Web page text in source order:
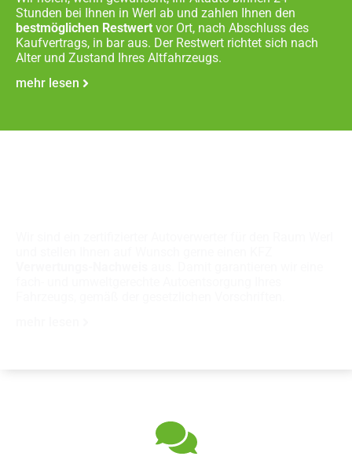
Stunden bei Ihnen in Werl ab und zahlen Ihnen den
bestmöglichen Restwert vor Ort, nach Abschluss des
Kaufvertrags, in bar aus. Der Restwert richtet sich nach
Alter und Zustand Ihres Altfahrzeugs.
mehr lesen